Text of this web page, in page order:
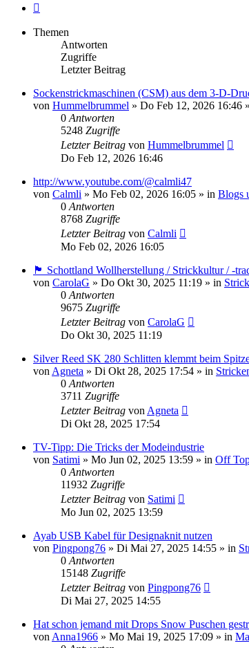
Themen
Antworten
Zugriffe
Letzter Beitrag
Sockenstrickmaschinen (CSM) aus dem 3-D-
von Hummelbrummel » Do Feb 12, 2026 16:46
0 Antworten
5248 Zugriffe
Letzter Beitrag von Hummelbrummel
Do Feb 12, 2026 16:46
http://www.youtube.com/@calmli47
von Calmli » Mo Feb 02, 2026 16:05 » in Blogs
0 Antworten
8768 Zugriffe
Letzter Beitrag von Calmli
Mo Feb 02, 2026 16:05
🏴󠁧󠁢󠁳󠁣󠁴󠁿 Schottland Wollherstellung / Strickkultur / -
von CarolaG » Do Okt 30, 2025 11:19 » in
0 Antworten
9675 Zugriffe
Letzter Beitrag von CarolaG
Do Okt 30, 2025 11:19
Silver Reed SK 280 Schlitten klemmt beim
von Agneta » Di Okt 28, 2025 17:54 » in
0 Antworten
3711 Zugriffe
Letzter Beitrag von Agneta
Di Okt 28, 2025 17:54
TV-Tipp: Die Tricks der Modeindustrie
von Satimi » Mo Jun 02, 2025 13:59 » in Off
0 Antworten
11932 Zugriffe
Letzter Beitrag von Satimi
Mo Jun 02, 2025 13:59
Ayab USB Kabel für Designaknit nutzen
von Pingpong76 » Di Mai 27, 2025 14:55 » in
0 Antworten
15148 Zugriffe
Letzter Beitrag von Pingpong76
Di Mai 27, 2025 14:55
Hat schon jemand mit Drops Snow Puschen
von Anna1966 » Mo Mai 19, 2025 17:09 » in